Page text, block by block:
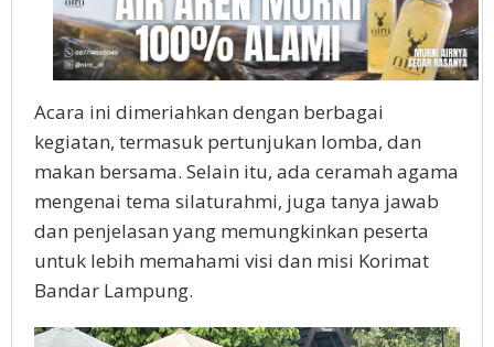
Acara ini dimeriahkan dengan berbagai
kegiatan, termasuk pertunjukan lomba, dan
makan bersama. Selain itu, ada ceramah agama
mengenai tema silaturahmi, juga tanya jawab
dan penjelasan yang memungkinkan peserta
untuk lebih memahami visi dan misi Korimat
Bandar Lampung.